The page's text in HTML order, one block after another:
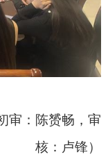
审：陈赟畅，审
核：卢锋）